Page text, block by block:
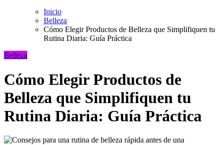
Inicio
Belleza
Cómo Elegir Productos de Belleza que Simplifiquen tu
Rutina Diaria: Guía Práctica
Belleza
Cómo Elegir Productos de
Belleza que Simplifiquen tu
Rutina Diaria: Guía Práctica